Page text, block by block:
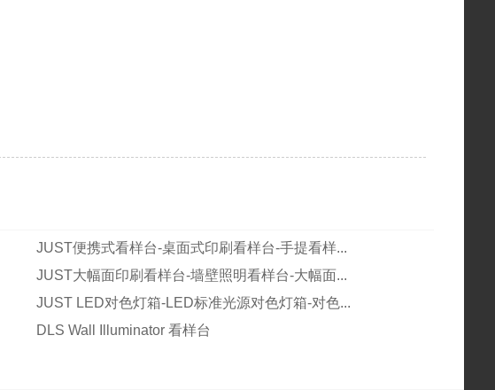
JUST便携式看样台-桌面式印刷看样台-手提看样...
JUST大幅面印刷看样台-墙壁照明看样台-大幅面...
JUST LED对色灯箱-LED标准光源对色灯箱-对色...
DLS Wall Illuminator 看样台